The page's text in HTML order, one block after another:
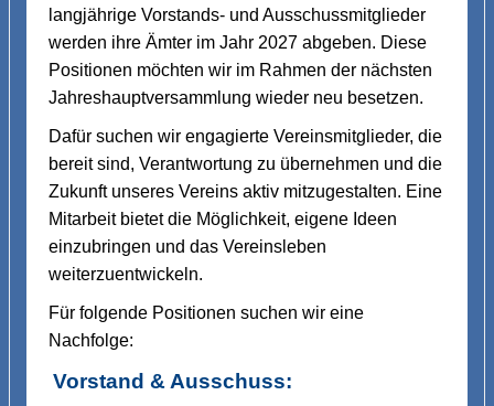
langjährige Vorstands- und Ausschussmitglieder
werden ihre Ämter im Jahr 2027 abgeben. Diese
Positionen möchten wir im Rahmen der nächsten
Jahreshauptversammlung wieder neu besetzen.
Dafür suchen wir engagierte Vereinsmitglieder, die
bereit sind, Verantwortung zu übernehmen und die
Zukunft unseres Vereins aktiv mitzugestalten. Eine
Mitarbeit bietet die Möglichkeit, eigene Ideen
einzubringen und das Vereinsleben
weiterzuentwickeln.
Für folgende Positionen suchen wir eine
Nachfolge:
Vorstand & Ausschuss: